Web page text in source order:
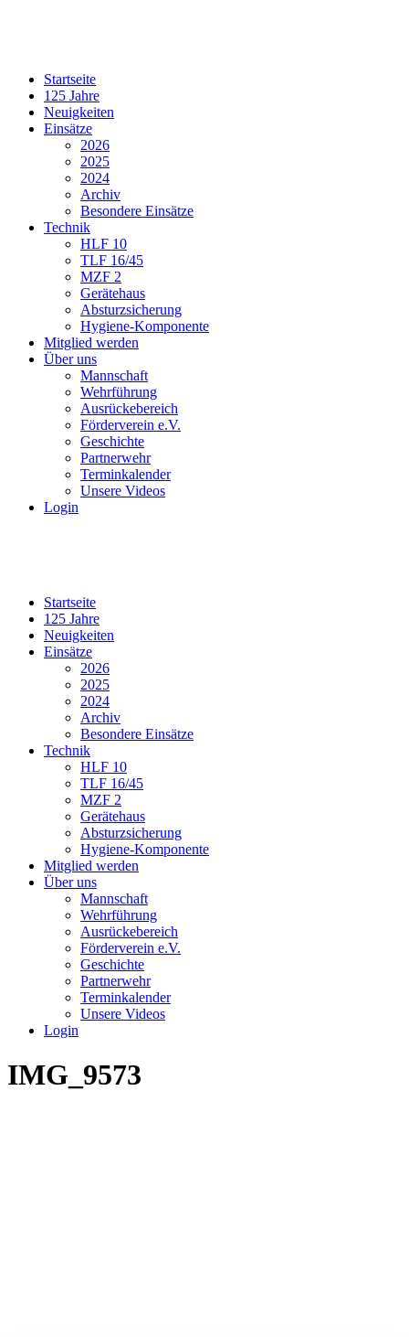
Startseite
125 Jahre
Neuigkeiten
Einsätze
2026
2025
2024
Archiv
Besondere Einsätze
Technik
HLF 10
TLF 16/45
MZF 2
Gerätehaus
Absturzsicherung
Hygiene-Komponente
Mitglied werden
Über uns
Mannschaft
Wehrführung
Ausrückebereich
Förderverein e.V.
Geschichte
Partnerwehr
Terminkalender
Unsere Videos
Login
Startseite
125 Jahre
Neuigkeiten
Einsätze
2026
2025
2024
Archiv
Besondere Einsätze
Technik
HLF 10
TLF 16/45
MZF 2
Gerätehaus
Absturzsicherung
Hygiene-Komponente
Mitglied werden
Über uns
Mannschaft
Wehrführung
Ausrückebereich
Förderverein e.V.
Geschichte
Partnerwehr
Terminkalender
Unsere Videos
Login
IMG_9573